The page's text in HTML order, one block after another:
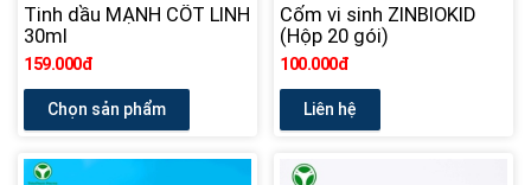
Tinh dầu MẠNH CỐT LINH
30ml
159.000đ
Chọn sản phẩm
Cốm vi sinh ZINBIOKID
(Hộp 20 gói)
100.000đ
Liên hệ